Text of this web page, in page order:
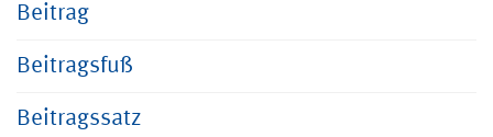
Beitrag
Beitragsfuß
Beitragssatz